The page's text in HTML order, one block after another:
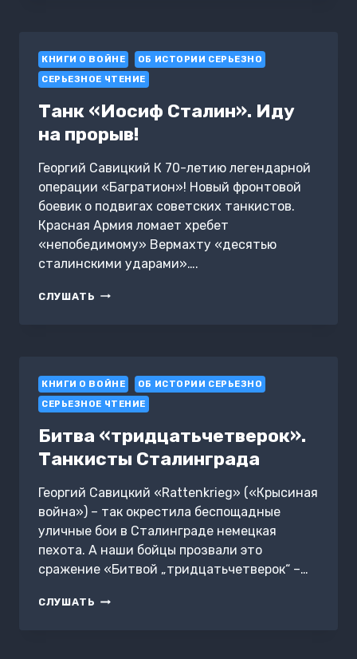
ОЧЕВИДЦА
СОБЫТИЙ
КНИГИ О ВОЙНЕ
ОБ ИСТОРИИ СЕРЬЕЗНО
СЕРЬЕЗНОЕ ЧТЕНИЕ
Танк «Иосиф Сталин». Иду
на прорыв!
Георгий Савицкий К 70-летию легендарной
операции «Багратион»! Новый фронтовой
боевик о подвигах советских танкистов.
Красная Армия ломает хребет
«непобедимому» Вермахту «десятью
сталинскими ударами»….
СЛУШАТЬ ТАНК
КНИГИ О ВОЙНЕ
ОБ ИСТОРИИ СЕРЬЕЗНО
СЕРЬЕЗНОЕ ЧТЕНИЕ
Битва «тридцатьчетверок».
Танкисты Сталинграда
Георгий Савицкий «Rattenkrieg» («Крысиная
война») – так окрестила беспощадные
уличные бои в Сталинграде немецкая
пехота. А наши бойцы прозвали это
сражение «Битвой „тридцатьчетверок“ –…
СЛУШАТЬ БИТВА